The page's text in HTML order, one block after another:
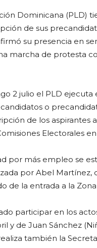
Dominicana (PLD)
de sus
su presencia en
marcha de protesta
2 julio el PLD
o
de los aspirantes
Electorales
por más empleo se
por Abel
de la entrada a la Zona
participar en los
y de Juan Sánchez
también la